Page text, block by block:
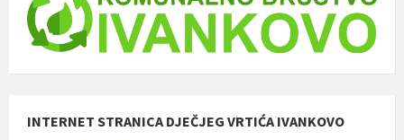
INTERNET STRANICA DJEČJEG VRTIĆA IVANKOVO